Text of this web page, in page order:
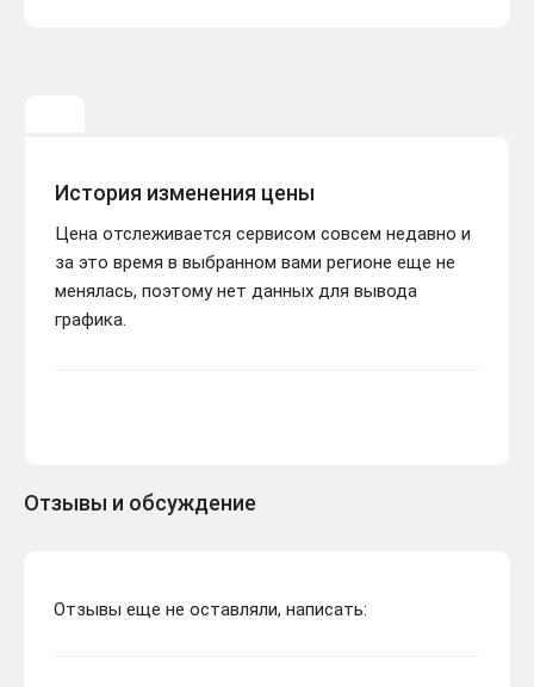
История изменения цены
Цена отслеживается сервисом совсем недавно и
за это время в выбранном вами регионе еще не
менялась, поэтому нет данных для вывода
графика.
Отзывы и обсуждение
Отзывы еще не оставляли, написать: